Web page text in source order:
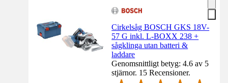
Cirkelsåg BOSCH GKS 18V-
57 G inkl. L-BOXX 238 +
sågklinga utan batteri &
laddare
Genomsnittligt betyg: 4.6 av 5
stjärnor. 15 Recensioner.